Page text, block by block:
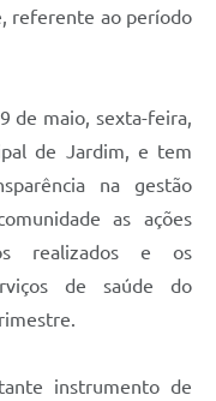
referente ao período
de maio, sexta-feira,
de Jardim, e tem
na gestão
as ações
realizados e os
de saúde do
instrumento de